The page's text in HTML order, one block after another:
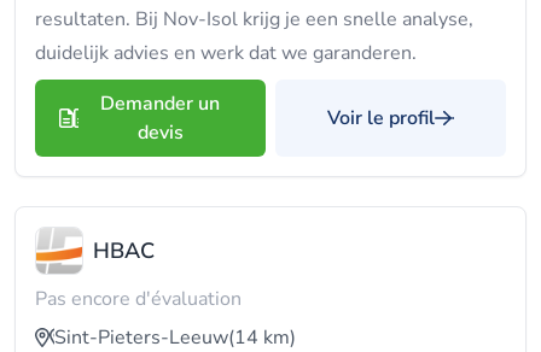
resultaten. Bij Nov-Isol krijg je een snelle analyse,
duidelijk advies en werk dat we garanderen.
Demander un
devis
Voir le profil
HBAC
Pas encore d'évaluation
Sint-Pieters-Leeuw(14 km)